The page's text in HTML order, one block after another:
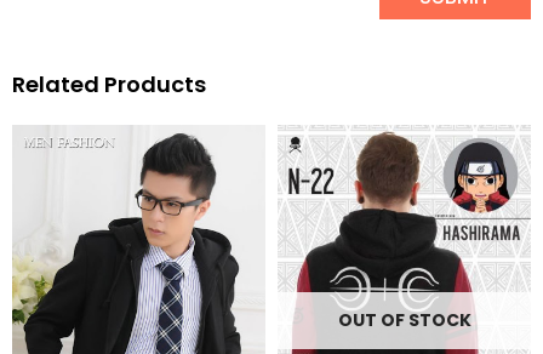
Related Products
OUT OF STOCK